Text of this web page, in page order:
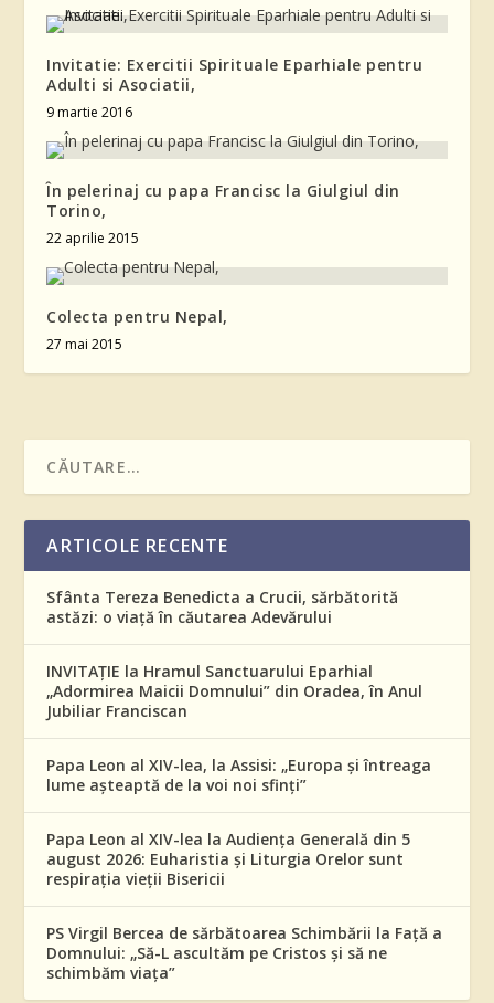
Invitatie: Exercitii Spirituale Eparhiale pentru
Adulti si Asociatii,
9 martie 2016
În pelerinaj cu papa Francisc la Giulgiul din
Torino,
22 aprilie 2015
Colecta pentru Nepal,
27 mai 2015
ARTICOLE RECENTE
Sfânta Tereza Benedicta a Crucii, sărbătorită
astăzi: o viață în căutarea Adevărului
INVITAȚIE la Hramul Sanctuarului Eparhial
„Adormirea Maicii Domnului” din Oradea, în Anul
Jubiliar Franciscan
Papa Leon al XIV-lea, la Assisi: „Europa și întreaga
lume așteaptă de la voi noi sfinți”
Papa Leon al XIV-lea la Audiența Generală din 5
august 2026: Euharistia și Liturgia Orelor sunt
respirația vieții Bisericii
PS Virgil Bercea de sărbătoarea Schimbării la Față a
Domnului: „Să-L ascultăm pe Cristos și să ne
schimbăm viața”